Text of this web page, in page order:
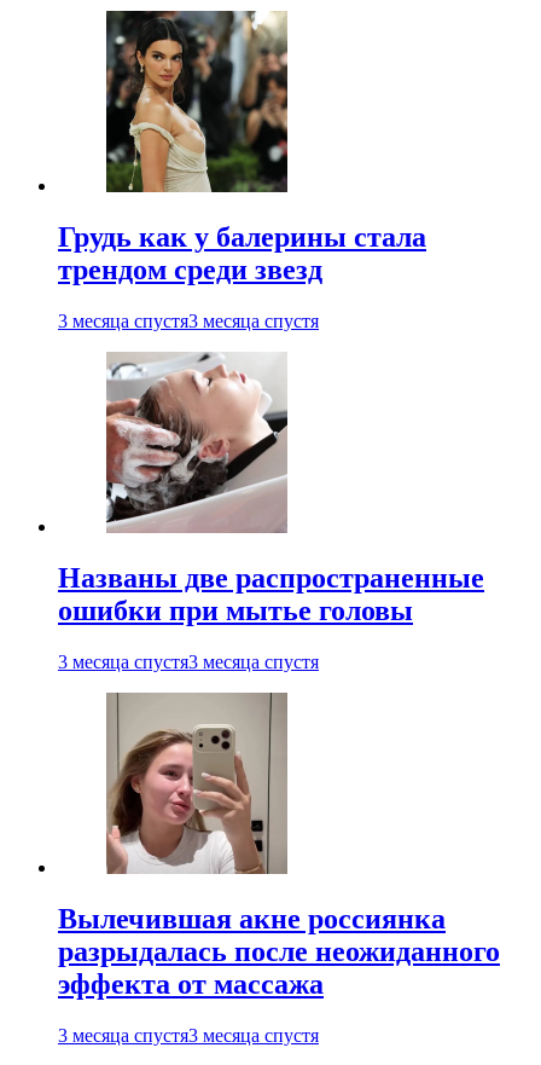
Грудь как у балерины стала
трендом среди звезд
3 месяца спустя3 месяца спустя
Названы две распространенные
ошибки при мытье головы
3 месяца спустя3 месяца спустя
Вылечившая акне россиянка
разрыдалась после неожиданного
эффекта от массажа
3 месяца спустя3 месяца спустя